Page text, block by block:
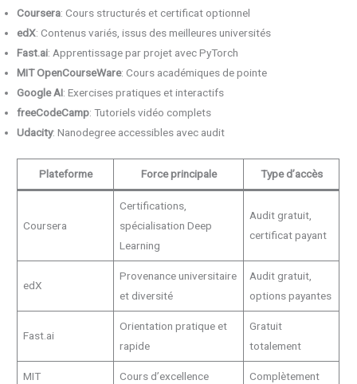
Coursera: Cours structurés et certificat optionnel
edX: Contenus variés, issus des meilleures universités
Fast.ai: Apprentissage par projet avec PyTorch
MIT OpenCourseWare: Cours académiques de pointe
Google AI: Exercises pratiques et interactifs
freeCodeCamp: Tutoriels vidéo complets
Udacity: Nanodegree accessibles avec audit
Plateforme Force principale Type d’accès
Coursera
Certifications,
spécialisation Deep
Learning
Audit gratuit,
certificat payant
edX
Provenance universitaire
et diversité
Audit gratuit,
options payantes
Fast.ai
Orientation pratique et
rapide
Gratuit
totalement
MIT
Cours d’excellence
Complètement